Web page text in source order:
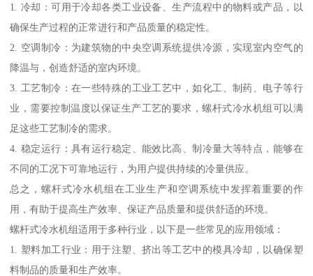
1. 冷却：可用于冷却各类工业设备、生产流程中的物料或产品，以
确保生产过程的正常进行和产品质量的稳定性。
2. 空调制冷：为建筑物的中央空调系统提供冷源，实现室内空气的
降温与，创造舒适的室内环境。
3. 工艺制冷：在一些特殊的工业工艺中，如化工、制药、电子等行
业，需要控制温度以保证生产工艺的要求，螺杆式冷水机组可以满
足这些工艺制冷的需求。
4. 稳定运行：具有运行稳定、能效比高、制冷量大等特点，能够在
不同的工况下可靠地运行，为用户提供持续的冷量供应。
总之，螺杆式冷水机组在工业生产和空调系统中发挥着重要的作
用，有助于提高生产效率、保证产品质量和提供舒适的环境。
螺杆式冷水机组适用于多种行业，以下是一些常见的应用领域：
1. 塑料加工行业：用于注塑、挤出等工艺中的模具冷却，以确保塑
料制品的质量和生产效率。